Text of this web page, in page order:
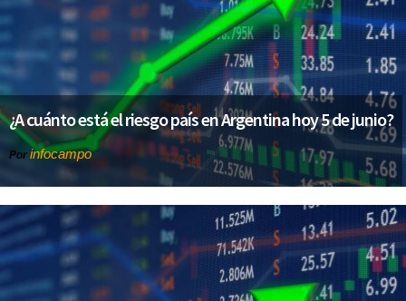
¿A cuánto está el riesgo país en Argentina hoy 5 de junio?
Por infocampo